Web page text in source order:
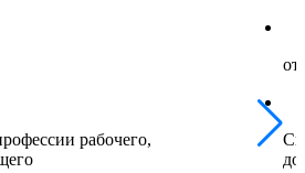
рабочего,
от